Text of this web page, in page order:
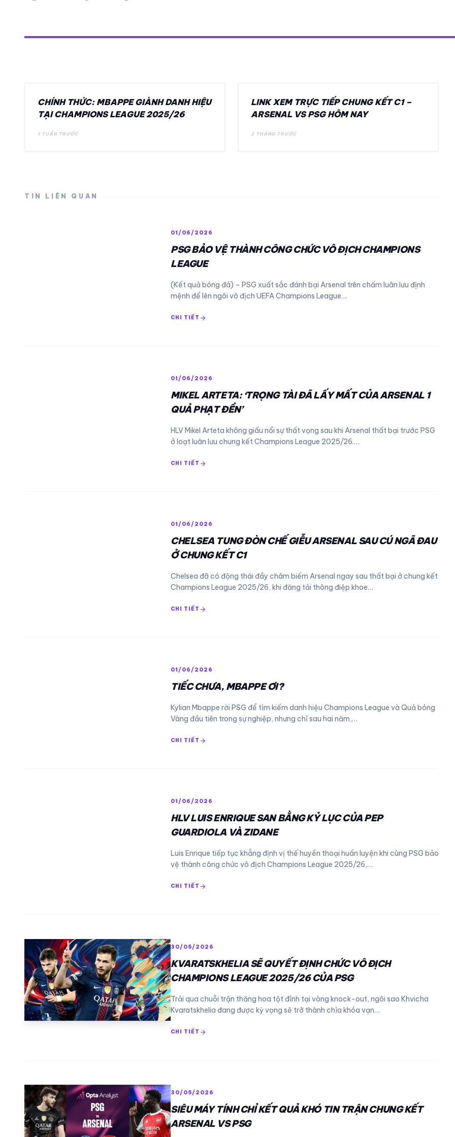
28/07/2026 1 TUẦN TRƯỚC
CHÍNH THỨC: MBAPPE GIÀNH DANH HIỆU
TẠI CHAMPIONS LEAGUE 2025/26
1 TUẦN TRƯỚC
LINK XEM TRỰC TIẾP CHUNG KẾT C1 –
ARSENAL VS PSG HÔM NAY
2 THÁNG TRƯỚC
TIN LIÊN QUAN
01/06/2026
PSG BẢO VỆ THÀNH CÔNG CHỨC VÔ ĐỊCH CHAMPIONS
LEAGUE
(Kết quả bóng đá) – PSG xuất sắc đánh bại Arsenal trên chấm luân lưu định
mệnh để lên ngôi vô địch UEFA Champions League…
CHI TIẾT arrow_forward
01/06/2026
MIKEL ARTETA: ‘TRỌNG TÀI ĐÃ LẤY MẤT CỦA ARSENAL 1
QUẢ PHẠT ĐỀN’
HLV Mikel Arteta không giấu nổi sự thất vọng sau khi Arsenal thất bại trước PSG
ở loạt luân lưu chung kết Champions League 2025/26.…
CHI TIẾT arrow_forward
01/06/2026
CHELSEA TUNG ĐÒN CHẾ GIỄU ARSENAL SAU CÚ NGÃ ĐAU
Ở CHUNG KẾT C1
Chelsea đã có động thái đầy châm biếm Arsenal ngay sau thất bại ở chung kết
Champions League 2025/26, khi đăng tải thông điệp khoe…
CHI TIẾT arrow_forward
01/06/2026
TIẾC CHƯA, MBAPPE ƠI?
Kylian Mbappe rời PSG để tìm kiếm danh hiệu Champions League và Quả bóng
Vàng đầu tiên trong sự nghiệp, nhưng chỉ sau hai năm,…
CHI TIẾT arrow_forward
01/06/2026
HLV LUIS ENRIQUE SAN BẰNG KỶ LỤC CỦA PEP
GUARDIOLA VÀ ZIDANE
Luis Enrique tiếp tục khẳng định vị thế huyền thoại huấn luyện khi cùng PSG bảo
vệ thành công chức vô địch Champions League 2025/26,…
CHI TIẾT arrow_forward
30/05/2026
KVARATSKHELIA SẼ QUYẾT ĐỊNH CHỨC VÔ ĐỊCH
CHAMPIONS LEAGUE 2025/26 CỦA PSG
Trải qua chuỗi trận thăng hoa tột đỉnh tại vòng knock-out, ngôi sao Khvicha
Kvaratskhelia đang được kỳ vọng sẽ trở thành chìa khóa vạn…
CHI TIẾT arrow_forward
30/05/2026
SIÊU MÁY TÍNH CHỈ KẾT QUẢ KHÓ TIN TRẬN CHUNG KẾT
ARSENAL VS PSG